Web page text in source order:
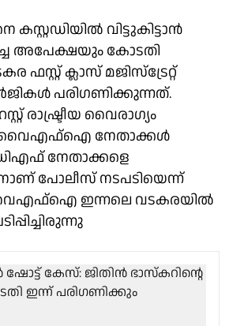
കസ്റ്റഡിയിൽ വിട്ടുകിട്ടാൻ
അപേക്ഷയും കോടതി
ഫസ്റ്റ് ക്ലാസ് മജിസ്ട്രേറ്റ്
പരിഗണിക്കുന്നത്.
രാഷ്ട്രീയ വൈരാഗ്യം
നേതാക്കൾ
നേതാക്കളെ
പോലീസ് നടപടിയെന്ന്
ഇന്നലെ വടകരയിൽ